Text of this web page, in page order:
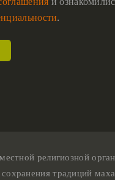
.
религиозной
традиций